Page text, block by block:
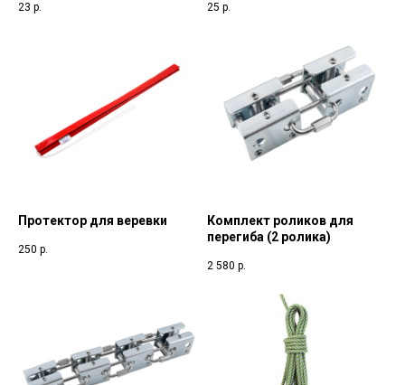
23 р. 25 р.
Протектор для веревки
250 р.
Комплект роликов для
перегиба (2 ролика)
2 580 р.